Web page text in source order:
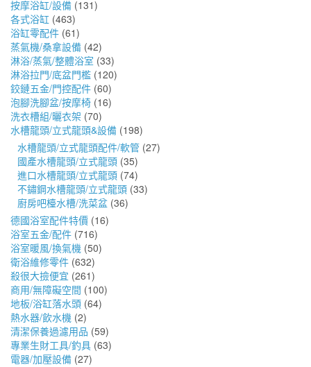
按摩浴缸/設備 (131)
各式浴缸 (463)
浴缸零配件 (61)
蒸氣機/桑拿設備 (42)
淋浴/蒸氣/整體浴室 (33)
淋浴拉門/底盆門檻 (120)
鉸鏈五金/門控配件 (60)
泡腳洗腳盆/按摩椅 (16)
洗衣槽組/曬衣架 (70)
水槽龍頭/立式龍頭&設備 (198)
水槽龍頭/立式龍頭配件/軟管 (27)
國產水槽龍頭/立式龍頭 (35)
進口水槽龍頭/立式龍頭 (74)
不鏽鋼水槽龍頭/立式龍頭 (33)
廚房吧檯水槽/洗菜盆 (36)
德國浴室配件特價 (16)
浴室五金/配件 (716)
浴室暖風/換氣機 (50)
衛浴維修零件 (632)
殺很大撿便宜 (261)
商用/無障礙空間 (100)
地板/浴缸落水頭 (64)
熱水器/飲水機 (2)
清潔保養過濾用品 (59)
專業生財工具/釣具 (63)
電器/加壓設備 (27)